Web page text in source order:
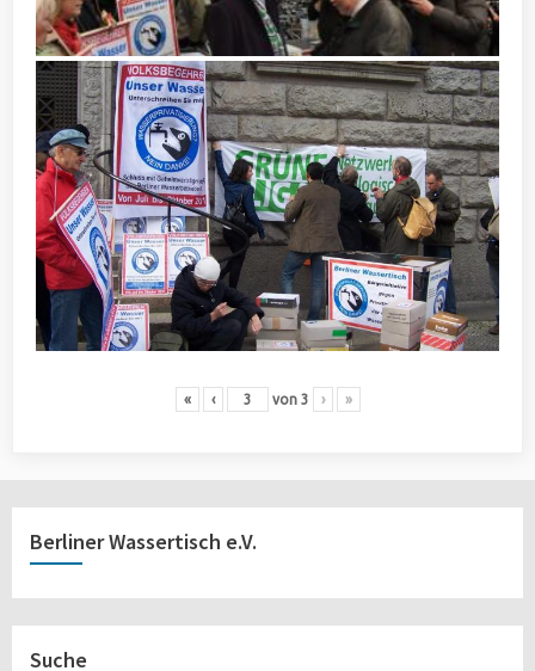
« ‹ von 3 › »
Berliner Wassertisch e.V.
Suche